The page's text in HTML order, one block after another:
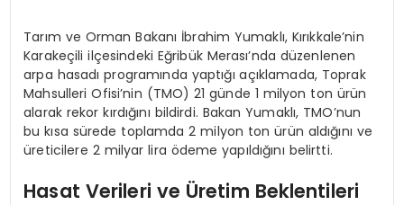
Tarım ve Orman Bakanı İbrahim Yumaklı, Kırıkkale’nin
Karakeçili ilçesindeki Eğribük Merası’nda düzenlenen
arpa hasadı programında yaptığı açıklamada, Toprak
Mahsulleri Ofisi’nin (TMO) 21 günde 1 milyon ton ürün
alarak rekor kırdığını bildirdi. Bakan Yumaklı, TMO’nun
bu kısa sürede toplamda 2 milyon ton ürün aldığını ve
üreticilere 2 milyar lira ödeme yapıldığını belirtti.
Hasat Verileri ve Üretim Beklentileri